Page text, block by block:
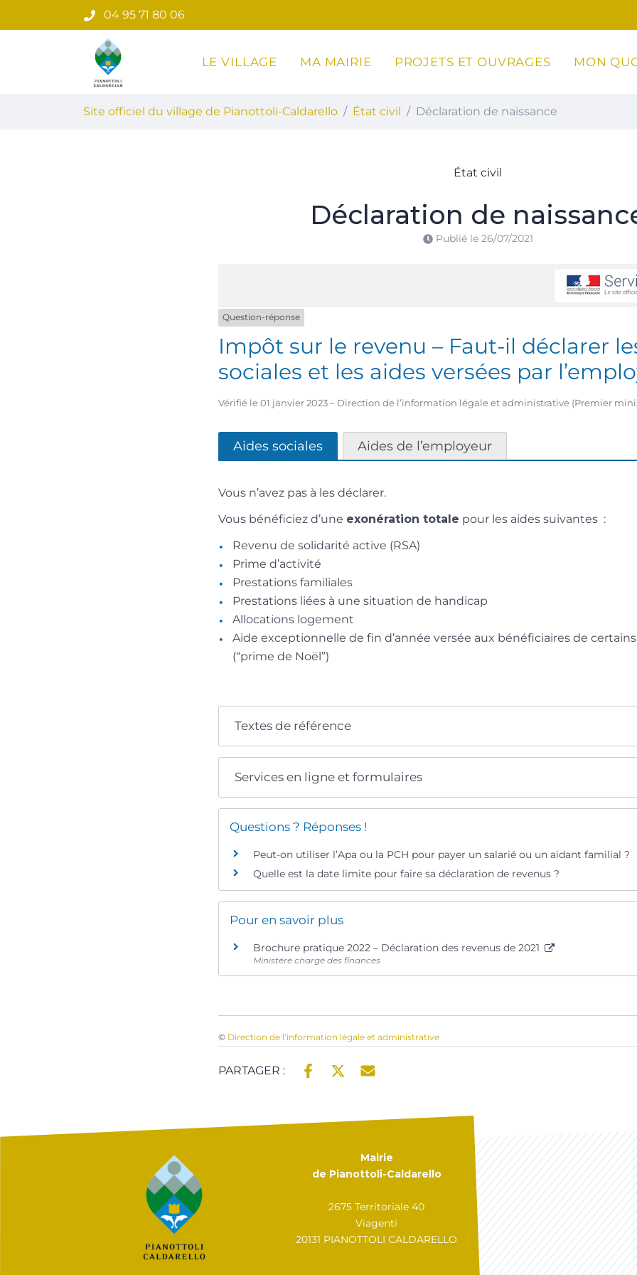
au
04 95 71 80 06
Site officiel du village de Pianottoli-Caldarello
LE VILLAGE MA MAIRIE PROJETS ET OUVRAGES MON
Site officiel du village de Pianottoli-Caldarello État civil Déclaration de naissance
État civil
Déclaration de
Publié le 26/07/2021
Question-réponse
Impôt sur le revenu – Faut-il déclarer
sociales et les aides versées par
Vérifié le 01 janvier 2023 – Direction de l’information légale et administrative (Premier
Aides sociales Aides de l’employeur
Vous n’avez pas à les déclarer.
Vous bénéficiez d’une exonération totale pour les aides suivantes :
Revenu de solidarité active (RSA)
Prime d’activité
Prestations familiales
Prestations liées à une situation de handicap
Allocations logement
Aide exceptionnelle de fin d’année versée aux bénéficiaires de
(“prime de Noël”)
Textes de référence
Services en ligne et formulaires
Questions ? Réponses !
Peut-on utiliser l’Apa ou la PCH pour payer un salarié ou un aidant familial ?
Quelle est la date limite pour faire sa déclaration de revenus ?
Pour en savoir plus
Brochure pratique 2022 – Déclaration des revenus de 2021
Ministère chargé des finances
© Direction de l’information légale et administrative
PARTAGER :
Mairie
de Pianottoli-Caldarello
2675 Territoriale 40
Viagenti
20131 PIANOTTOLI CALDARELLO